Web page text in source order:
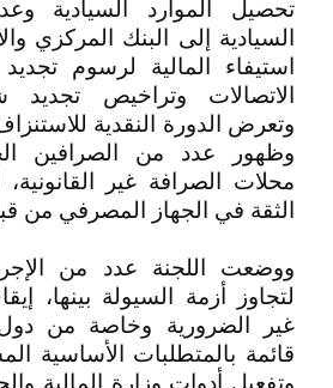
تحصيل الموارد السيادية
السيادية إلى البنك المركزي
استيفاء المالية لرسوم
الاتصالات وتراخيص تجديد
وتعرض الدورة النقدية
وظهور عدد من الصرافين
محلات الصرافة غير
الثقة في الجهاز المصرفي من
ووضعت اللجنة عدد من
لتجاوز أزمة السيولة بينها،
غير الضرورية وخاصة من دول
قائمة بالمتطلبات الأساسية
وتفعيل أدوات وزارة المالية